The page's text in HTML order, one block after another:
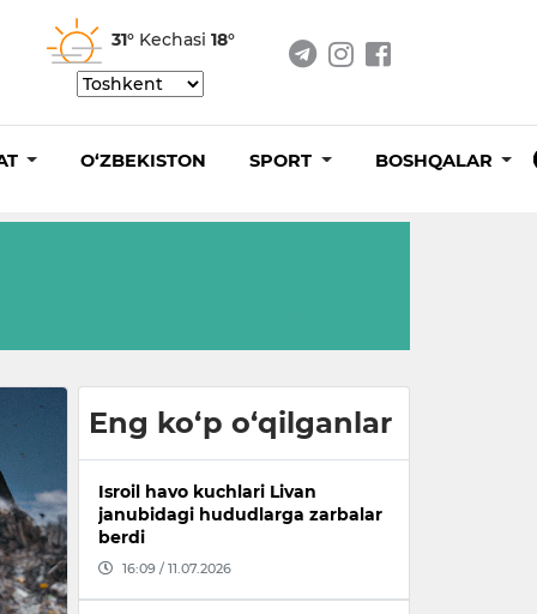
31° Kechasi 18°
O‘ZBEKISTON SPORT BOSHQALAR
Eng ko‘p o‘qilganlar
Isroil havo kuchlari Livan
janubidagi hududlarga zarbalar
berdi
16:09 / 11.07.2026